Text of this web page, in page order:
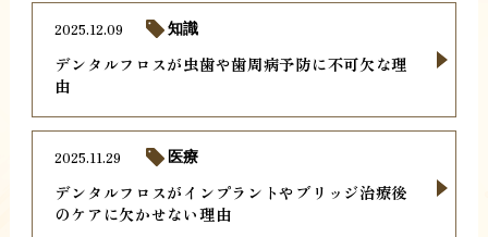
デンタルフロスが虫歯や歯周病予防に不可欠な理
由
2025.12.09 知識
デンタルフロスがインプラントやブリッジ治療後
のケアに欠かせない理由
2025.11.29 医療